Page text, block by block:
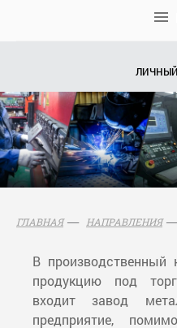
ГЛАВНАЯ НАПРАВЛЕНИЯ
В производственный
продукцию под
входит завод
предприятие,